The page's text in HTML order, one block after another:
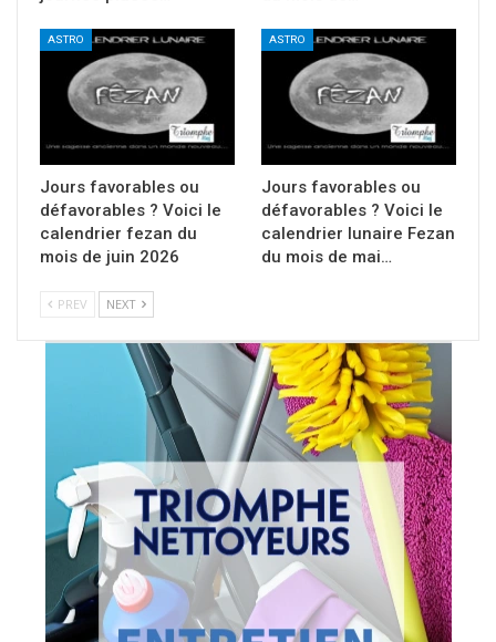
ASTRO
Jours favorables ou
défavorables ? Voici le
calendrier fezan du
mois de juin 2026
ASTRO
Jours favorables ou
défavorables ? Voici le
calendrier lunaire Fezan
du mois de mai…
PREV NEXT